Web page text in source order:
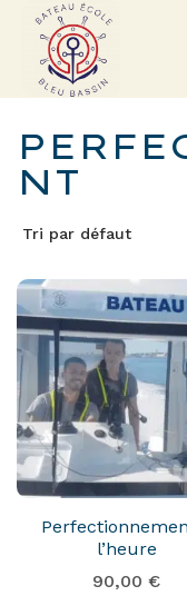
NT
Tri par défaut
l’heure
90,00 €